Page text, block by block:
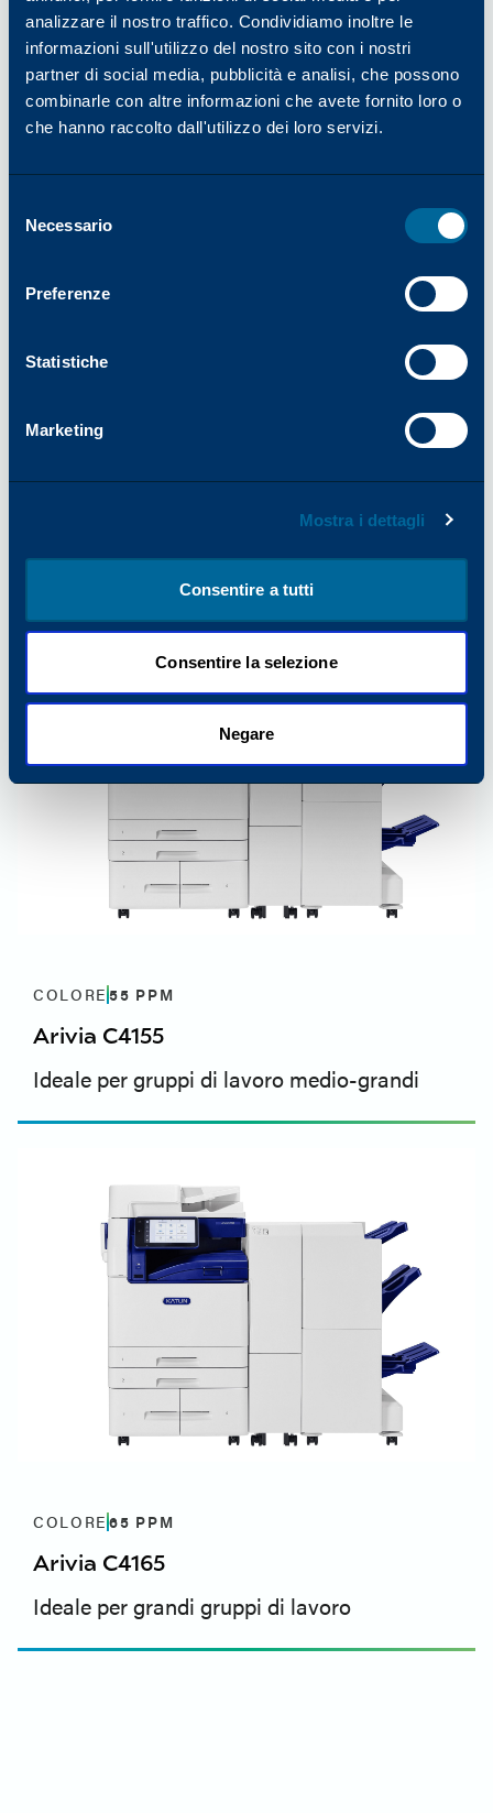
analizzare il nostro traffico. Condividiamo inoltre le
informazioni sull'utilizzo del nostro sito con i nostri
partner di social media, pubblicità e analisi, che possono
combinarle con altre informazioni che avete fornito loro o
che hanno raccolto dall'utilizzo dei loro servizi.
delNecessario
Preferenze
Statistiche
Marketing
Mostra i dettagli
Consentire a tutti
Consentire la selezione
Negare
Ideale per gruppi di lavoro medio-grandi
Ideale per gruppi di lavoro medio-grandi
COLORE55 PPM
Arivia C4155
Ideale per gruppi di lavoro medio-grandi
COLORE65 PPM
Arivia C4165
Ideale per grandi gruppi di lavoro